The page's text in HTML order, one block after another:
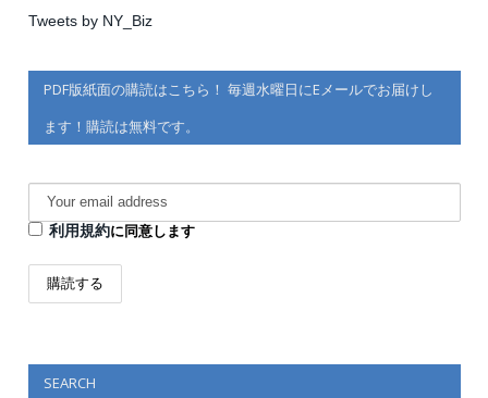
Tweets by NY_Biz
PDF版紙面の購読はこちら！ 毎週水曜日にEメールでお届けし
ます！購読は無料です。
利用規約に同意します
SEARCH